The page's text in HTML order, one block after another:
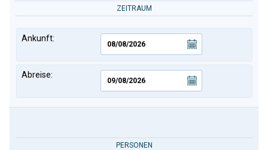
ZEITRAUM
Ankunft:
Abreise:
PERSONEN